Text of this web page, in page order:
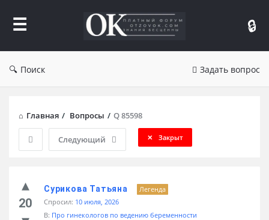
Отзывы
Поиск Задать вопрос
Главная / Вопросы / Q 85598
Следующий Закрыт
20
Сурикова Татьяна
Легенда
Спросил: 10 июля, 2026
В: Про гинекологов по ведению беременности